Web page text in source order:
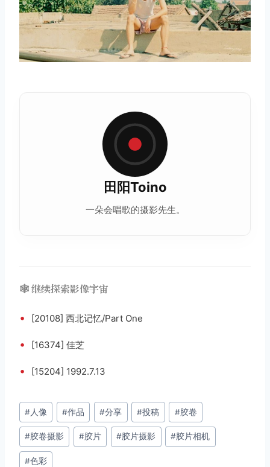
田阳Toino
一朵会唱歌的摄影先生。
🕸️ 继续探索影像宇宙
• [20108] 西北记忆/Part One
• [16374] 佳芝
• [15204] 1992.7.13
文
章
标
签：
#人像 #作品 #分享 #投稿 #胶卷
#胶卷摄影 #胶片 #胶片摄影 #胶片相机
#色彩